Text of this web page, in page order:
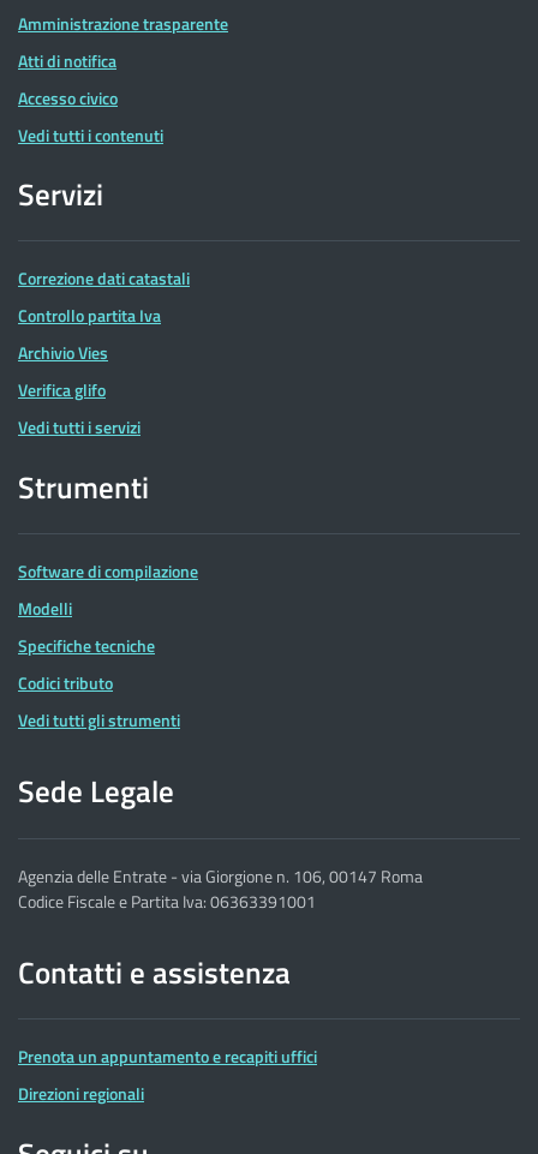
Amministrazione trasparente
Atti di notifica
Accesso civico
Vedi tutti i contenuti
Servizi
Correzione dati catastali
Controllo partita Iva
Archivio Vies
Verifica glifo
Vedi tutti i servizi
Strumenti
Software di compilazione
Modelli
Specifiche tecniche
Codici tributo
Vedi tutti gli strumenti
Sede Legale
Agenzia delle Entrate - via Giorgione n. 106, 00147 Roma
Codice Fiscale e Partita Iva: 06363391001
Contatti e assistenza
Prenota un appuntamento e recapiti uffici
Direzioni regionali